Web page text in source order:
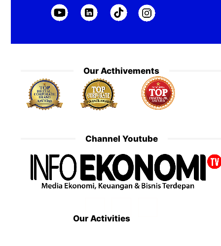
Our Acthivements
Channel Youtube
Our Activities